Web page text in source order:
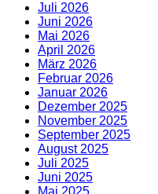
Juli 2026
Juni 2026
Mai 2026
April 2026
März 2026
Februar 2026
Januar 2026
Dezember 2025
November 2025
September 2025
August 2025
Juli 2025
Juni 2025